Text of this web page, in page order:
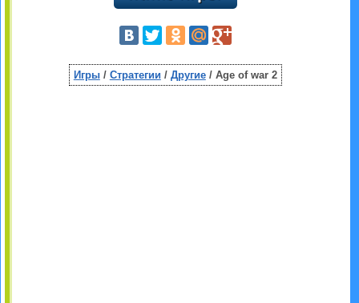
Игры/ Стратегии / Другие/ Age of war 2